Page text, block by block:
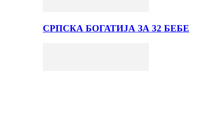
СРПСКА БОГАТИЈА ЗА 32 БЕБЕ